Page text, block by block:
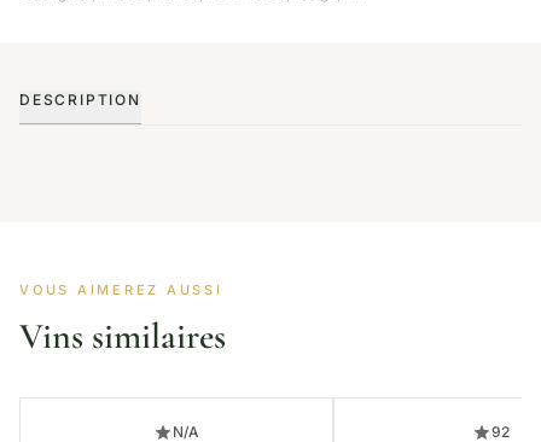
DESCRIPTION
VOUS AIMEREZ AUSSI
Vins similaires
N/A 92